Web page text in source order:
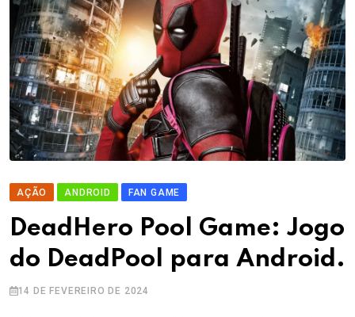
AÇÃO ANDROID FAN GAME
DeadHero Pool Game: Jogo
do DeadPool para Android.
14 DE FEVEREIRO DE 2024